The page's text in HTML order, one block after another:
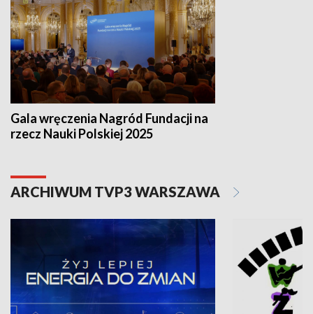
Gala wręczenia Nagród Fundacji na
rzecz Nauki Polskiej 2025
ARCHIWUM TVP3 WARSZAWA